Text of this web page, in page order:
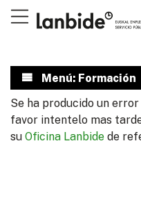
Menú: Formación
Se ha producido un
favor intentelo mas
su Oficina Lanbide de